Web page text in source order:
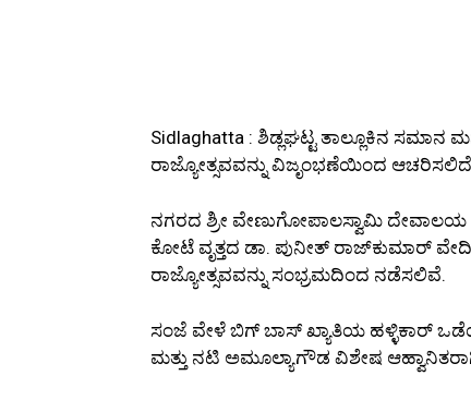
Sidlaghatta : ಶಿಡ್ಲಘಟ್ಟ ತಾಲ್ಲೂಕಿನ
ರಾಜ್ಯೋತ್ಸವವನ್ನು ವಿಜೃಂಭಣೆಯಿಂದ
ನಗರದ ಶ್ರೀ ವೇಣುಗೋಪಾಲಸ್ವಾಮಿ
ಕೋಟೆ ವೃತ್ತದ ಡಾ. ಪುನೀತ್ ರಾಜ್‌ಕುಮಾರ್
ರಾಜ್ಯೋತ್ಸವವನ್ನು ಸಂಭ್ರಮದಿಂದ ನಡೆಸಲಿವೆ.
ಸಂಜೆ ವೇಳೆ ಬಿಗ್ ಬಾಸ್ ಖ್ಯಾತಿಯ ಹಳ್ಳಿಕಾರ್
ಮತ್ತು ನಟಿ ಅಮೂಲ್ಯಾಗೌಡ ವಿಶೇಷ